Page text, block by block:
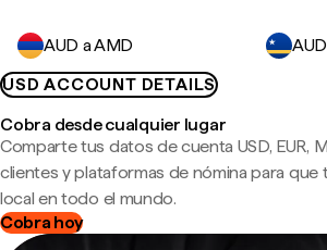
AUD a AMD
USD ACCOUNT DETAILS
Cobra desde cualquier lugar
Comparte tus datos de cuenta USD, EUR,
clientes y plataformas de nómina para que
local en todo el mundo.
Cobra hoy